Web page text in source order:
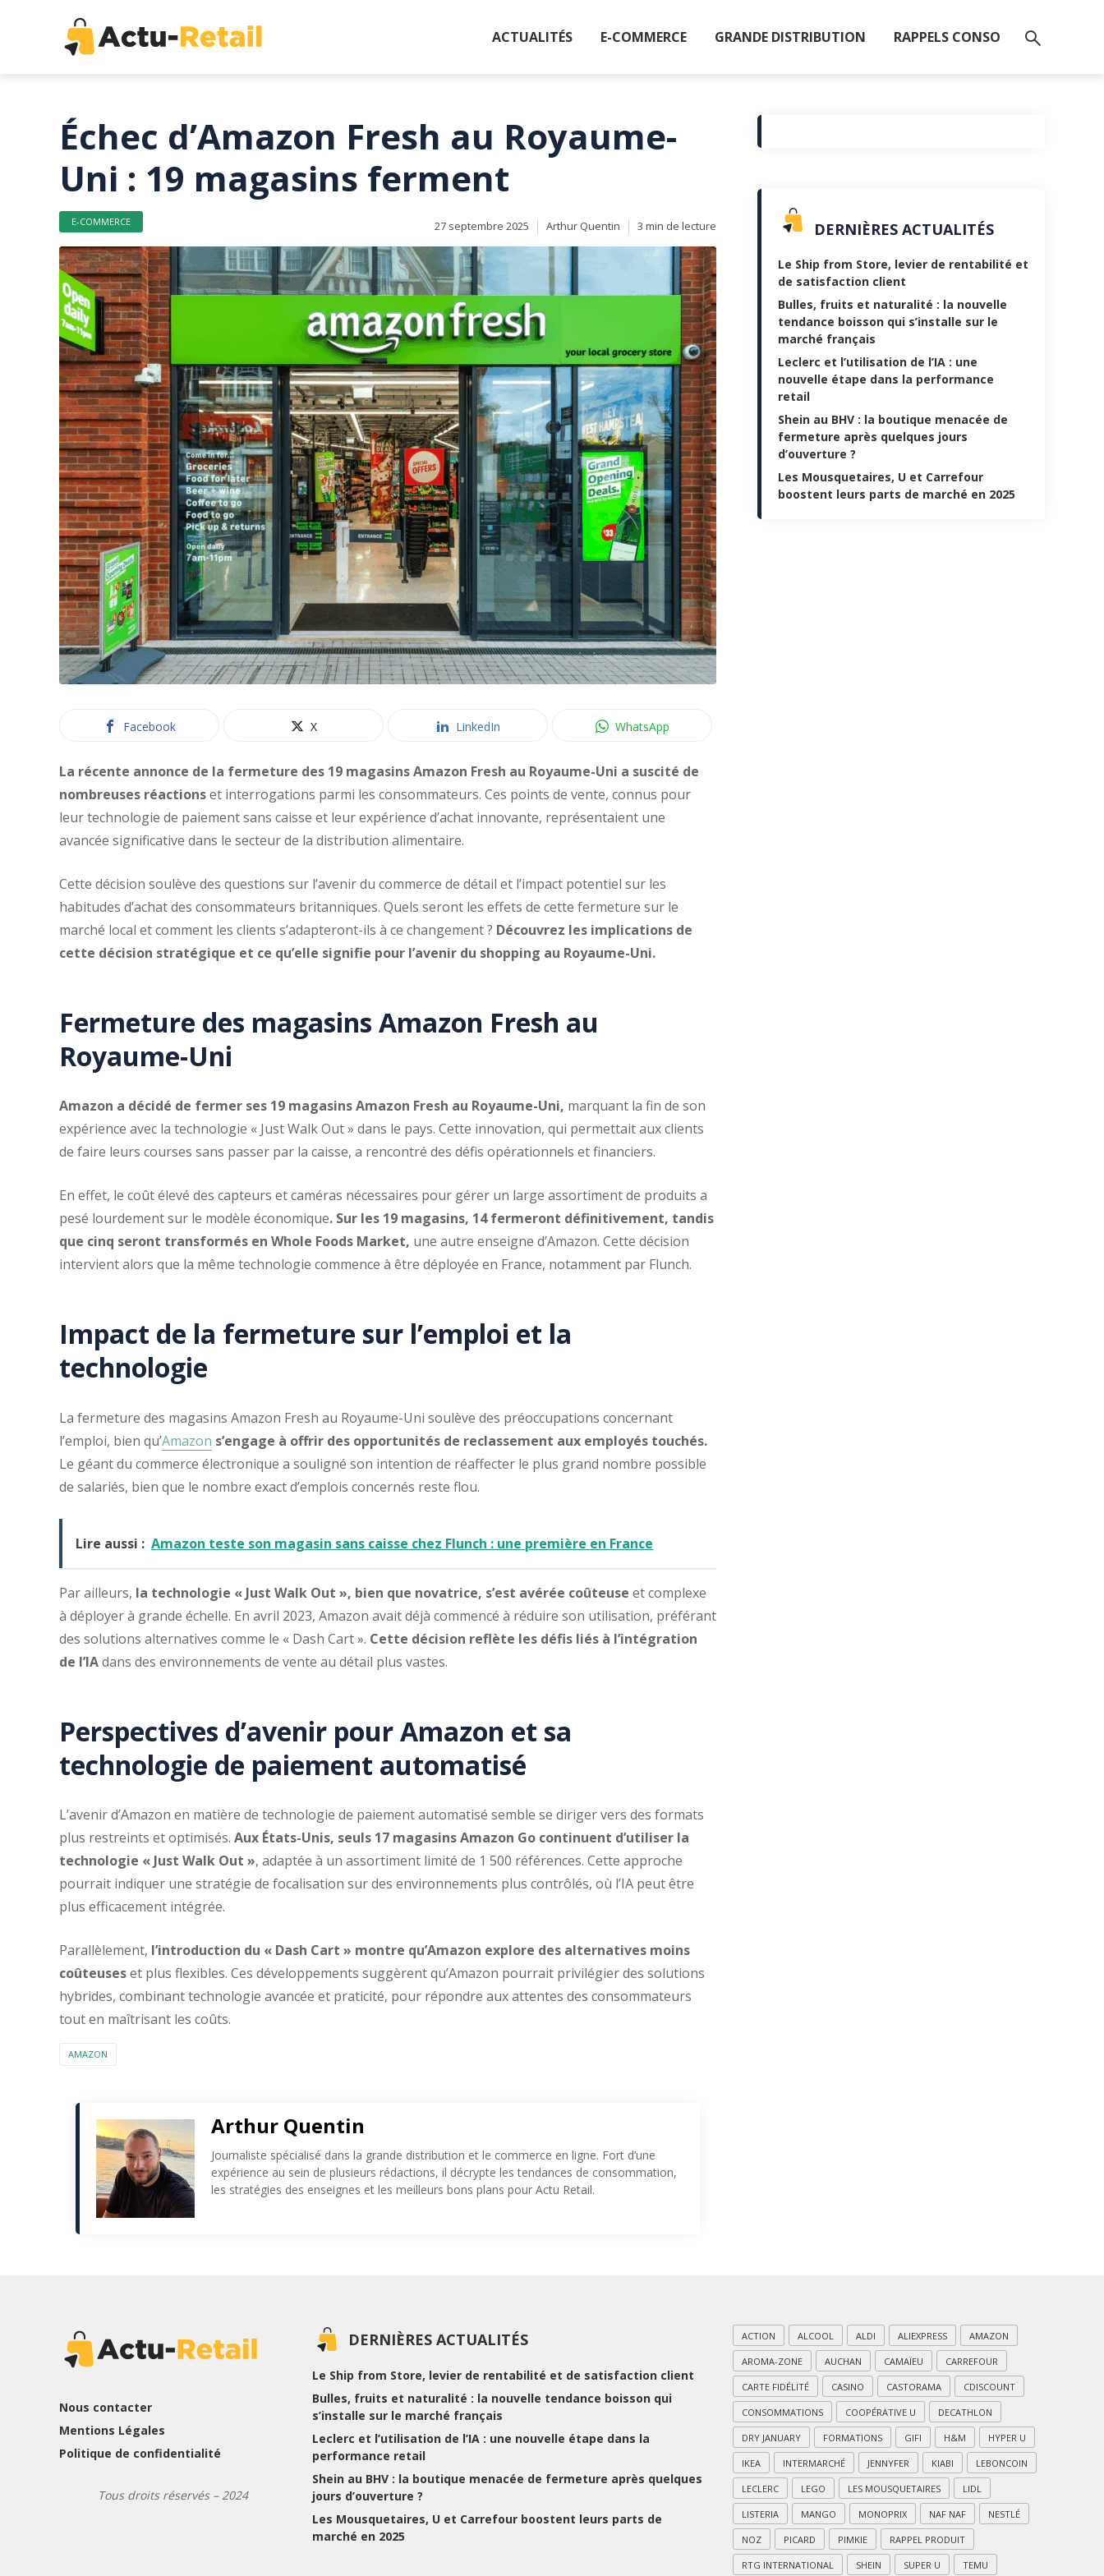
ACTUALITÉS E-COMMERCE GRANDE DISTRIBUTION RAPPELS CONSO
Échec d’Amazon Fresh au Royaume-
Uni : 19 magasins ferment
E-COMMERCE 27 septembre 2025 Arthur Quentin 3 min de lecture
Facebook X LinkedIn WhatsApp
La récente annonce de la fermeture des 19 magasins Amazon Fresh au Royaume-Uni a suscité de
nombreuses réactionset interrogations parmi les consommateurs. Ces points de vente, connus pour
leur technologie de paiement sans caisse et leur expérience d’achat innovante, représentaient une
avancée significative dans le secteur de la distribution alimentaire.
Cette décision soulève des questions sur l’avenir du commerce de détail et l’impact potentiel sur les
habitudes d’achat des consommateurs britanniques. Quels seront les effets de cette fermeture sur le
marché local et comment les clients s’adapteront-ils à ce changement ? Découvrez les implications de
cette décision stratégique et ce qu’elle signifie pour l’avenir du shopping au Royaume-Uni.
Fermeture des magasins Amazon Fresh au
Royaume-Uni
Amazon a décidé de fermer ses 19 magasins Amazon Fresh au Royaume-Uni, marquant la fin de son
expérience avec la technologie « Just Walk Out » dans le pays. Cette innovation, qui permettait aux clients
de faire leurs courses sans passer par la caisse, a rencontré des défis opérationnels et financiers.
En effet, le coût élevé des capteurs et caméras nécessaires pour gérer un large assortiment de produits a
pesé lourdement sur le modèle économique. Sur les 19 magasins, 14 fermeront définitivement, tandis
que cinq seront transformés en Whole Foods Market, une autre enseigne d’Amazon. Cette décision
intervient alors que la même technologie commence à être déployée en France, notamment par Flunch.
Impact de la fermeture sur l’emploi et la
technologie
La fermeture des magasins Amazon Fresh au Royaume-Uni soulève des préoccupations concernant
l’emploi, bien qu’Amazon s’engage à offrir des opportunités de reclassement aux employés touchés.
Le géant du commerce électronique a souligné son intention de réaffecter le plus grand nombre possible
de salariés, bien que le nombre exact d’emplois concernés reste flou.
Lire aussi : Amazon teste son magasin sans caisse chez Flunch : une première en France
Par ailleurs, la technologie « Just Walk Out », bien que novatrice, s’est avérée coûteuse et complexe
à déployer à grande échelle. En avril 2023, Amazon avait déjà commencé à réduire son utilisation, préférant
des solutions alternatives comme le « Dash Cart ». Cette décision reflète les défis liés à l’intégration
de l’IAdans des environnements de vente au détail plus vastes.
Perspectives d’avenir pour Amazon et sa
technologie de paiement automatisé
L’avenir d’Amazon en matière de technologie de paiement automatisé semble se diriger vers des formats
plus restreints et optimisés. Aux États-Unis, seuls 17 magasins Amazon Go continuent d’utiliser la
technologie « Just Walk Out », adaptée à un assortiment limité de 1 500 références. Cette approche
pourrait indiquer une stratégie de focalisation sur des environnements plus contrôlés, où l’IA peut être
plus efficacement intégrée.
Parallèlement, l’introduction du « Dash Cart » montre qu’Amazon explore des alternatives moins
coûteuseset plus flexibles. Ces développements suggèrent qu’Amazon pourrait privilégier des solutions
hybrides, combinant technologie avancée et praticité, pour répondre aux attentes des consommateurs
tout en maîtrisant les coûts.
AMAZON
Arthur Quentin
Journaliste spécialisé dans la grande distribution et le commerce en ligne. Fort d’une
expérience au sein de plusieurs rédactions, il décrypte les tendances de consommation,
les stratégies des enseignes et les meilleurs bons plans pour Actu Retail.
DERNIÈRES ACTUALITÉS
Le Ship from Store, levier de rentabilité et
de satisfaction client
Bulles, fruits et naturalité : la nouvelle
tendance boisson qui s’installe sur le
marché français
Leclerc et l’utilisation de l’IA : une
nouvelle étape dans la performance
retail
Shein au BHV : la boutique menacée de
fermeture après quelques jours
d’ouverture ?
Les Mousquetaires, U et Carrefour
boostent leurs parts de marché en 2025
Nous contacter
Mentions Légales
Politique de confidentialité
Tous droits réservés – 2024
DERNIÈRES ACTUALITÉS
Le Ship from Store, levier de rentabilité et de satisfaction client
Bulles, fruits et naturalité : la nouvelle tendance boisson qui
s’installe sur le marché français
Leclerc et l’utilisation de l’IA : une nouvelle étape dans la
performance retail
Shein au BHV : la boutique menacée de fermeture après quelques
jours d’ouverture ?
Les Mousquetaires, U et Carrefour boostent leurs parts de
marché en 2025
ACTION ALCOOL ALDI ALIEXPRESS AMAZON
AROMA-ZONE AUCHAN CAMAÏEU CARREFOUR
CARTE FIDÉLITÉ CASINO CASTORAMA CDISCOUNT
CONSOMMATIONS COOPÉRATIVE U DECATHLON
DRY JANUARY FORMATIONS GIFI H&M HYPER U
IKEA INTERMARCHÉ JENNYFER KIABI LEBONCOIN
LECLERC LEGO LES MOUSQUETAIRES LIDL
LISTERIA MANGO MONOPRIX NAF NAF NESTLÉ
NOZ PICARD PIMKIE RAPPEL PRODUIT
RTG INTERNATIONAL SHEIN SUPER U TEMU